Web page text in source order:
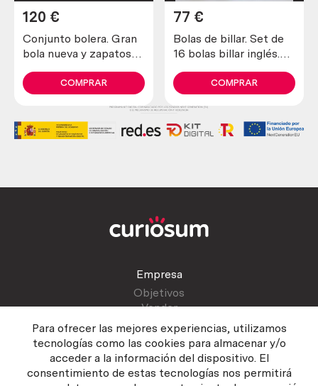
Para ofrecer las mejores experiencias, utilizamos
tecnologías como las cookies para almacenar y/o
acceder a la información del dispositivo. El
consentimiento de estas tecnologías nos permitirá
Conjunto bolera. Gran
bola nueva y zapatos
conjunto vintage.
120 €
COMPRAR
Bolas de billar. Set de
16 bolas billar inglés.
billiards balls.
77 €
COMPRAR
Empresa
Objetivos
Vender
Atención al cliente
Contactar